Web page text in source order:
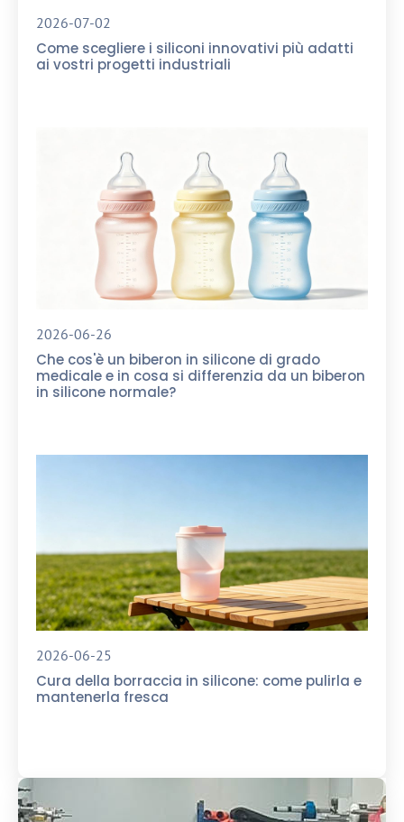
2026-07-02
Come scegliere i siliconi innovativi più adatti
ai vostri progetti industriali
2026-06-26
Che cos'è un biberon in silicone di grado
medicale e in cosa si differenzia da un biberon
in silicone normale?
2026-06-25
Cura della borraccia in silicone: come pulirla e
mantenerla fresca